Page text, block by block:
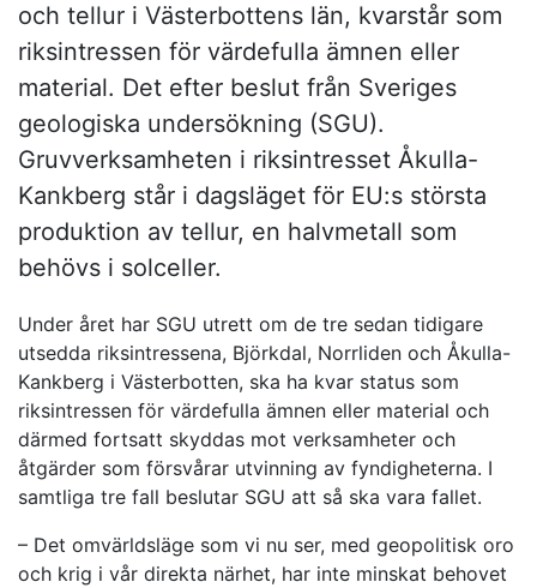
och tellur i Västerbottens län, kvarstår som
riksintressen för värdefulla ämnen eller
material. Det efter beslut från Sveriges
geologiska undersökning (SGU).
Gruvverksamheten i riksintresset Åkulla-
Kankberg står i dagsläget för EU:s största
produktion av tellur, en halvmetall som
behövs i solceller.
Under året har SGU utrett om de tre sedan tidigare
utsedda riksintressena, Björkdal, Norrliden och Åkulla-
Kankberg i Västerbotten, ska ha kvar status som
riksintressen för värdefulla ämnen eller material och
därmed fortsatt skyddas mot verksamheter och
åtgärder som försvårar utvinning av fyndigheterna. I
samtliga tre fall beslutar SGU att så ska vara fallet.
– Det omvärldsläge som vi nu ser, med geopolitisk oro
och krig i vår direkta närhet, har inte minskat behovet